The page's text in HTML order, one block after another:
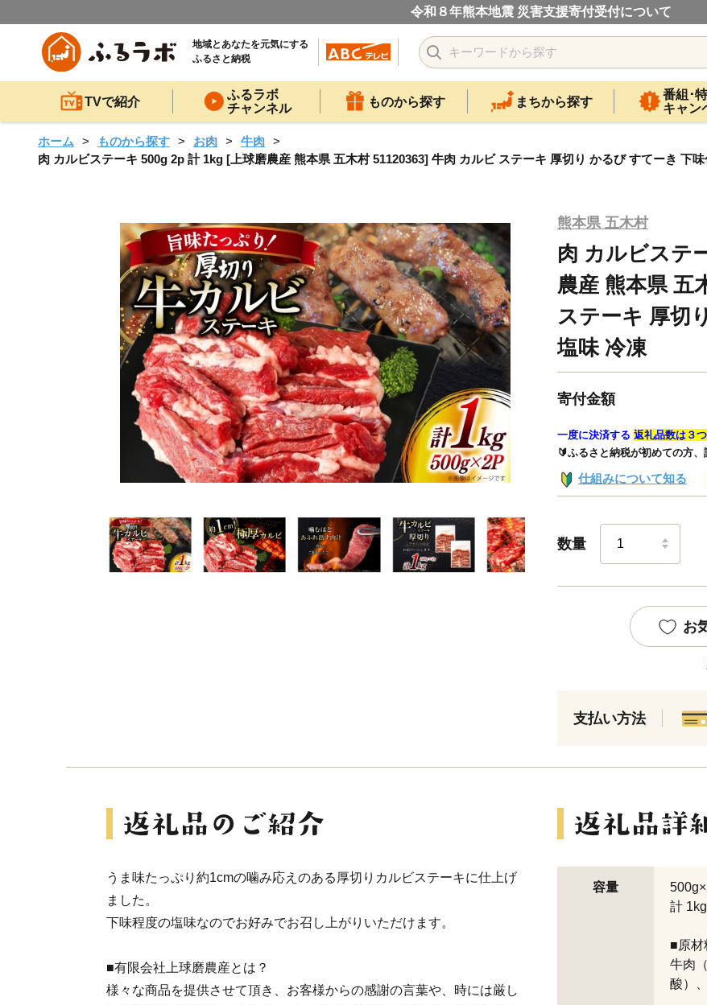
令和８年熊本地震 災害支援寄付受付について
地域とあなたを元気にする
ふるさと納税
TVで紹介
ふるラボ
チャンネル
ものから探す まちから探す
番組･
キャン
ホーム ものから探す お肉
牛肉
肉 カルビステーキ 500g 2p 計 1kg [上球磨農産 熊本県 五木村 51120363] 牛肉 カルビ ステーキ 厚切り かるび すてーき 下
熊本県 五木村
肉 カルビステ
農産 熊本県 五
ステーキ 厚切
塩味 冷凍
寄付金額
一度に決済する 返礼品数は３
🔰ふるさと納税が初めての方
仕組みについて知る
数量
お
支払い方法
うま味たっぷり約1cmの噛み応えのある厚切りカルビステーキに仕上げ
ました。
下味程度の塩味なのでお好みでお召し上がりいただけます。
■有限会社上球磨農産とは？
様々な商品を提供させて頂き、お客様からの感謝の言葉や、時には厳し
容量
計 1kg
■原材
牛肉
酸）